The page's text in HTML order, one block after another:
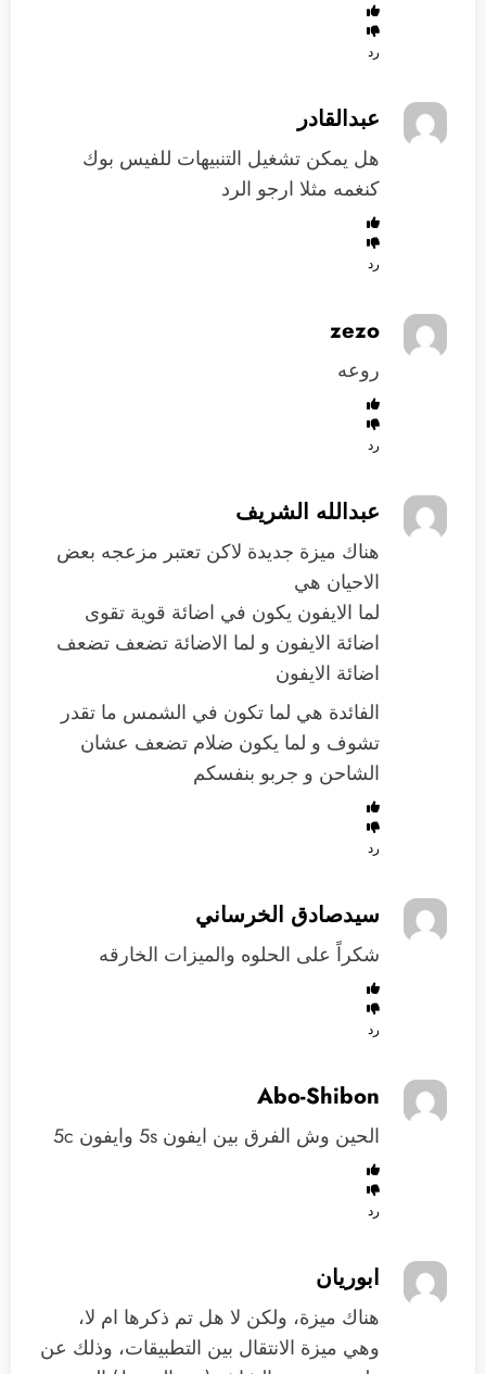
رد
عبدالقادر
هل يمكن تشغيل التنبيهات للفيس بوك
كنغمه مثلا ارجو الرد
رد
zezo
روعه
رد
عبدالله الشريف
هناك ميزة جديدة لاكن تعتبر مزعجه بعض
الاحيان هي
لما الايفون يكون في اضائة قوية تقوى
اضائة الايفون و لما الاضائة تضعف تضعف
اضائة الايفون
الفائدة هي لما تكون في الشمس ما تقدر
تشوف و لما يكون ضلام تضعف عشان
الشاحن و جربو بنفسكم
رد
سيدصادق الخرساني
شكراً على الحلوه والميزات الخارقه
رد
Abo-Shibon
الحين وش الفرق بين ايفون 5s وايفون 5c
رد
ابوريان
هناك ميزة، ولكن لا هل تم ذكرها ام لا،
وهي ميزة الانتقال بين التطبيقات، وذلك عن